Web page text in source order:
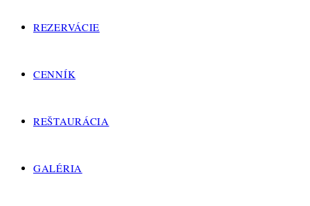
REZERVÁCIE
CENNÍK
REŠTAURÁCIA
GALÉRIA